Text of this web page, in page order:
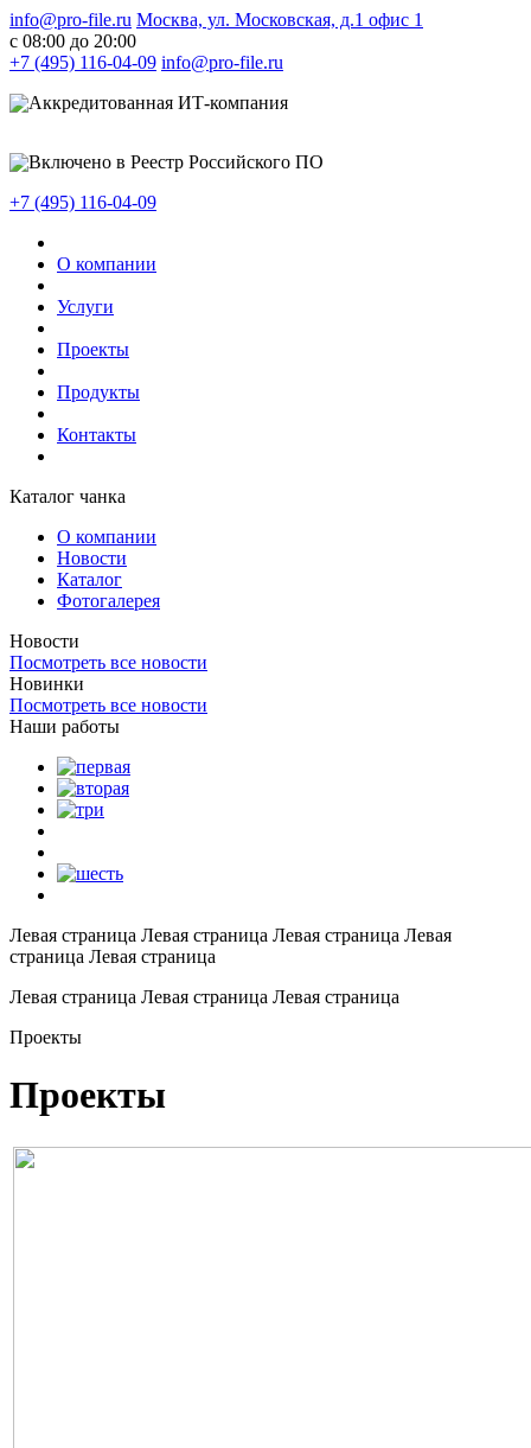
info@pro-file.ru Москва, ул. Московская, д.1 офис 1
c 08:00 до 20:00
+7 (495) 116-04-09 info@pro-file.ru
Аккредитованная ИТ-компания
Включено в Реестр Российского ПО
+7 (495) 116-04-09
О компании
Услуги
Проекты
Продукты
Контакты
Каталог чанка
О компании
Новости
Каталог
Фотогалерея
Новости
Посмотреть все новости
Новинки
Посмотреть все новости
Наши работы
Левая страница Левая страница Левая страница Левая
страница Левая страница
Левая страница Левая страница Левая страница
Проекты
Проекты